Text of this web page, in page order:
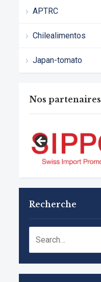
APTRC
Chilealimentos
Japan-tomato
Nos partenaires
Recherche